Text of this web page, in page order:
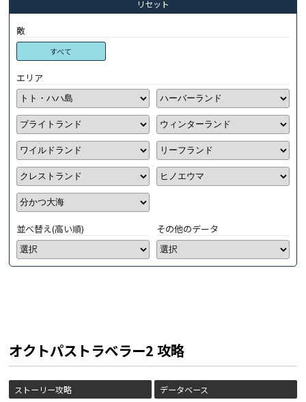
リセット
敵
すべて
エリア
並べ替え(高い順) その他のデータ
オクトパストラベラー2 攻略
ストーリー攻略 データベース